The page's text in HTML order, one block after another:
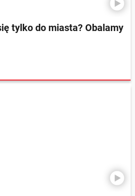
tylko do miasta? Obalamy